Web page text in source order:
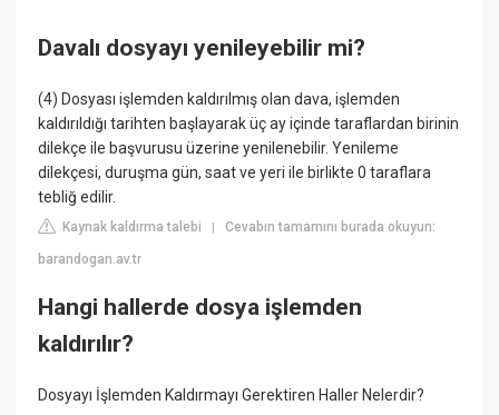
Davalı dosyayı yenileyebilir mi?
(4) Dosyası işlemden kaldırılmış olan dava, işlemden
kaldırıldığı tarihten başlayarak üç ay içinde taraflardan birinin
dilekçe ile başvurusu üzerine yenilenebilir. Yenileme
dilekçesi, duruşma gün, saat ve yeri ile birlikte 0 taraflara
tebliğ edilir.
Kaynak kaldırma talebi |Cevabın tamamını burada okuyun:
barandogan.av.tr
Hangi hallerde dosya işlemden
kaldırılır?
Dosyayı İşlemden Kaldırmayı Gerektiren Haller Nelerdir?